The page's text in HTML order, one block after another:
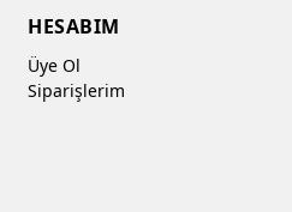
HESABIM
Üye Ol
Siparişlerim